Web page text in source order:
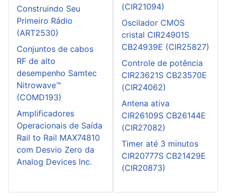
Construindo Seu
Primeiro Rádio
(ART2530)
Conjuntos de cabos
RF de alto
desempenho Samtec
Nitrowave™
(COMD193)
Amplificadores
Operacionais de Saída
Rail to Rail MAX74810
com Desvio Zero da
Analog Devices Inc.
(CIR21094)
Oscilador CMOS
cristal CIR24901S
CB24939E (CIR25827)
Controle de potência
CIR23621S CB23570E
(CIR24062)
Antena ativa
CIR26109S CB26144E
(CIR27082)
Timer até 3 minutos
CIR20777S CB21429E
(CIR20873)